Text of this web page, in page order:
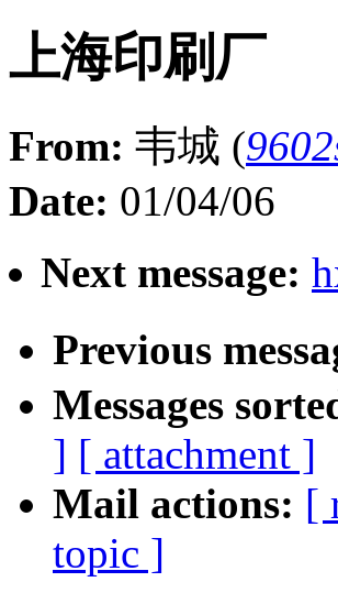
上海印刷厂
From: 韦城 (
Date: 01/04/06
Next message:
Previous
Messages
] [ attachment ]
Mail actions: [
topic ]